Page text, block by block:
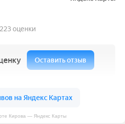
Кирова — Яндекс Карты